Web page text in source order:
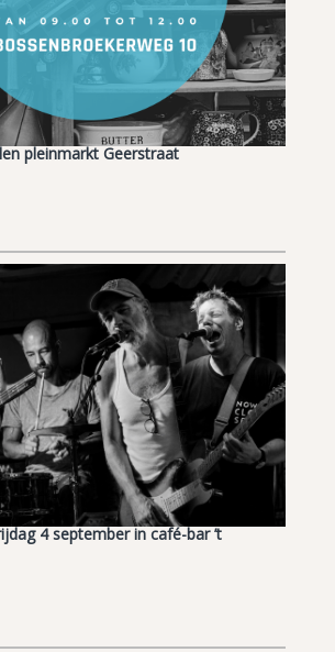
pleinmarkt Geerstraat
4 september in café-bar ’t